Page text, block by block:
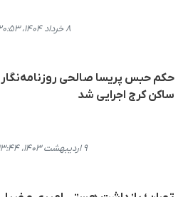
۸ خرداد ۱۴۰۴، ۲۰:۵۳
حکم حبس پریسا صالحی روزنامه‌نگار
ساکن کرج اجرایی شد
۹ اردیبهشت ۱۴۰۳، ۱۳:۴۴